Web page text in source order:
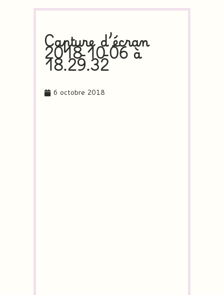
Capture d’écran
2018-10-06 à
18.29.32
6 octobre 2018